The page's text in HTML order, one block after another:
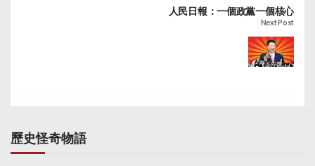
人民日報：一個政黨一個核心
Next Post
歷史怪奇物語